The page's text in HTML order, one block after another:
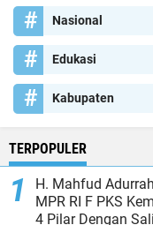
Nasional
Edukasi
Kabupaten
TERPOPULER
H. Mahfud
MPR RI F PKS
4 Pilar Dengan